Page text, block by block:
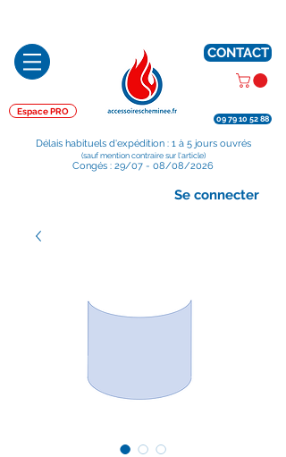
Espace PRO
CONTACT
09 79 10 52 88
Délais habituels d'expédition : 1 à 5 jours ouvrés
(sauf mention contraire sur l'article)
Congés : 29/07 - 08/08/2026
Se connecter